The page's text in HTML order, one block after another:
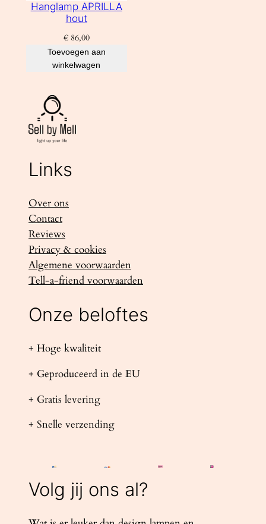
Hanglamp APRILLA
hout
€86,00
Toevoegen aan
winkelwagen
Links
Over ons
Contact
Reviews
Privacy & cookies
Algemene voorwaarden
Tell-a-friend voorwaarden
Onze beloftes
+ Hoge kwaliteit
+ Geproduceerd in de EU
+ Gratis levering
+ Snelle verzending
Volg jij ons al?